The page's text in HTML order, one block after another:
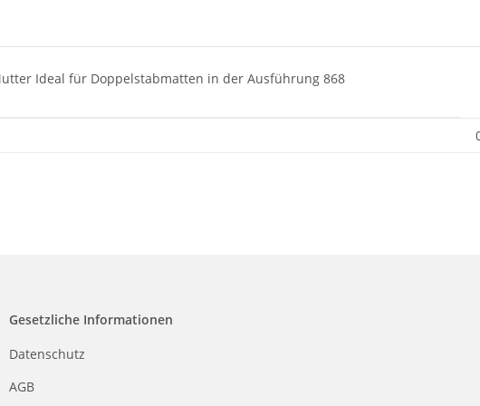
Ideal für Doppelstabmatten in der Ausführung 868
Gesetzliche Informationen
Datenschutz
AGB